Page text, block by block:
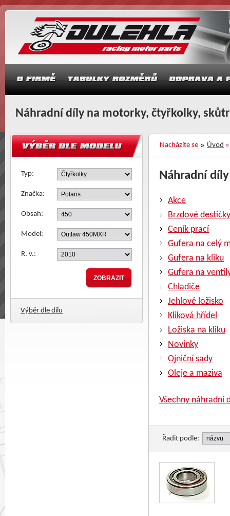
Náhradní díly na motorky, čtyřkolky,
Nacházíte se Úvod
Typ:
Značka:
Obsah:
Model:
R. v.:
Výběr dle dílu
Náhradní
Akce
Brzdové destičky
Ceník prací
Gufera na celý
Gufera na kliku
Gufera na
Chladiče
Jehlové ložisko
Kliková hřídel
Ložiska na kliku
Novinky
Ojniční sady
Oleje a maziva
Všechny náhradní
Řadit podle: